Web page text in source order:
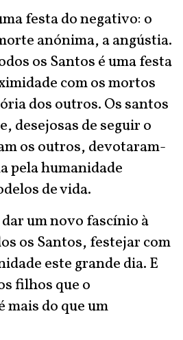
festa do negativo: o
anónima, a angústia.
os Santos é uma festa
com os mortos
dos outros. Os santos
desejosas de seguir o
os outros, devotaram-
pela humanidade
de vida.
um novo fascínio à
os Santos, festejar com
este grande dia. E
filhos que o
mais do que um